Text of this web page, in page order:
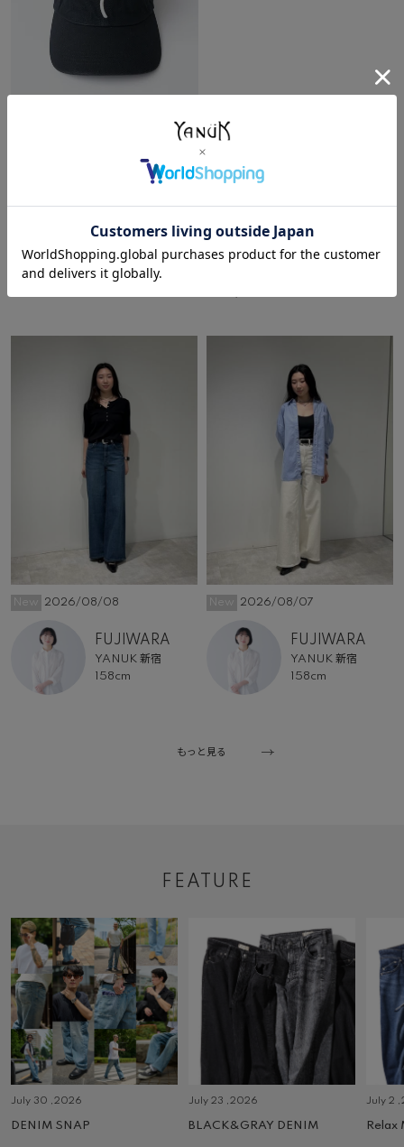
2026/08/08
FUJIWARA
YANUK 新宿
158cm
2026/08/07
FUJIWARA
YANUK 新宿
158cm
もっと見る
FEATURE
July 30 ,2026
DENIM SNAP
July 23 ,2026
BLACK&GRAY DENIM
July 2
Relax